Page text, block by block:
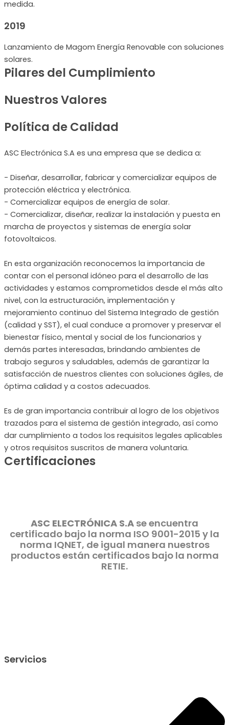
medida.
2019
Lanzamiento de Magom Energía Renovable con soluciones
solares.
Pilares del Cumplimiento
Nuestros Valores
Política de Calidad
ASC Electrónica S.A es una empresa que se dedica a:
- Diseñar, desarrollar, fabricar y comercializar equipos de
protección eléctrica y electrónica.
- Comercializar equipos de energía de solar.
- Comercializar, diseñar, realizar la instalación y puesta en
marcha de proyectos y sistemas de energía solar
fotovoltaicos.
En esta organización reconocemos la importancia de
contar con el personal idóneo para el desarrollo de las
actividades y estamos comprometidos desde el más alto
nivel, con la estructuración, implementación y
mejoramiento continuo del Sistema Integrado de gestión
(calidad y SST), el cual conduce a promover y preservar el
bienestar físico, mental y social de los funcionarios y
demás partes interesadas, brindando ambientes de
trabajo seguros y saludables, además de garantizar la
satisfacción de nuestros clientes con soluciones ágiles, de
óptima calidad y a costos adecuados.
Es de gran importancia contribuir al logro de los objetivos
trazados para el sistema de gestión integrado, así como
dar cumplimiento a todos los requisitos legales aplicables
y otros requisitos suscritos de manera voluntaria.
Certificaciones
ASC ELECTRÓNICA S.A se encuentra
certificado bajo la norma ISO 9001-2015 y la
norma IQNET, de igual manera nuestros
productos están certificados bajo la norma
RETIE.
Servicios